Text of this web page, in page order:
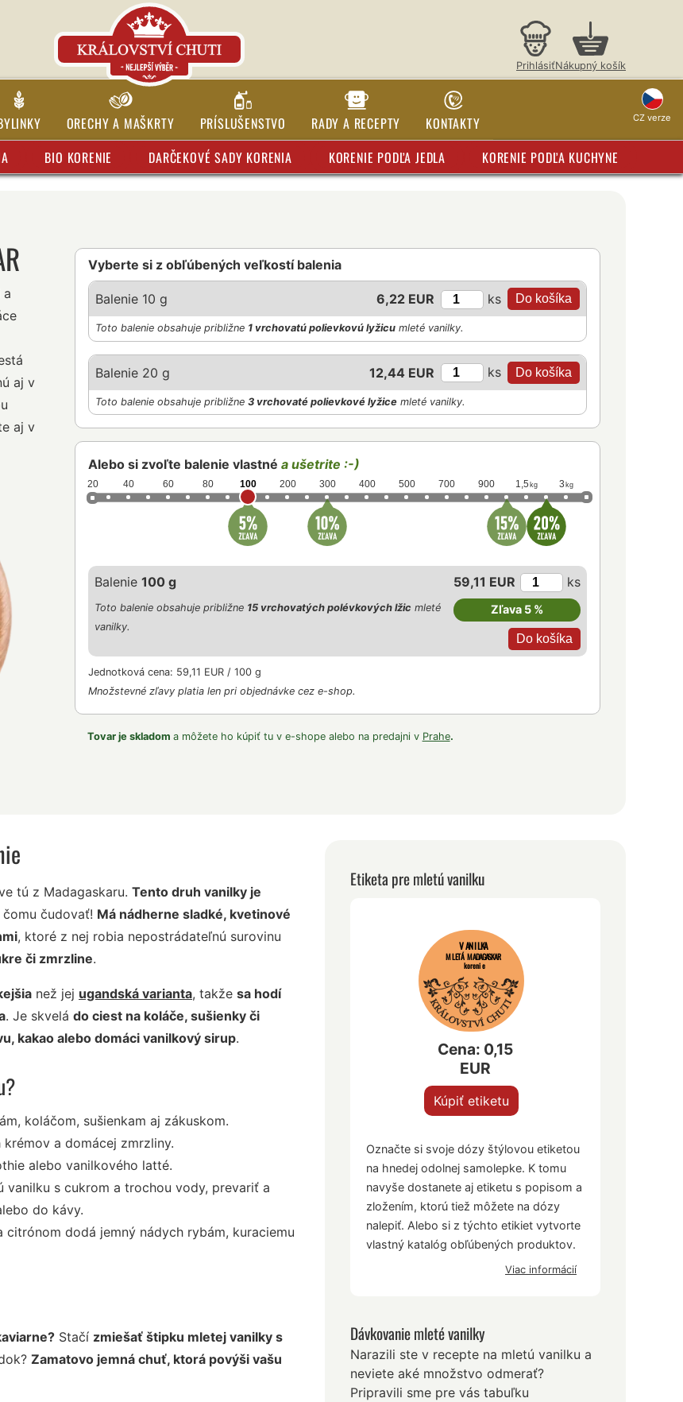
PrihlásiťNákupný košík
ORECHY A MAŠKRTY PRÍSLUŠENSTVO RADY A RECEPTY KONTAKTY CZ verze
BIO KORENIE DARČEKOVÉ SADY KORENIA KORENIE PODĽA JEDLA KORENIE PODĽA KUCHYNE
a
aj v
aj v
Vyberte si z obľúbených veľkostí balenia
Balenie 10 g 6,22 EUR ks
Toto balenie obsahuje približne 1 vrchovatú polievkovú lyžicumleté vanilky.
Balenie 20 g 12,44 EUR ks
Toto balenie obsahuje približne 3 vrchovaté polievkové lyžicemleté vanilky.
Alebo si zvoľte balenie vlastné a ušetrite :-)
20 40 60 80 100 200 300 400 500 700 900 1,5 kg 3 kg
Balenie 100 g 59,11 EUR ks
Zľava 5 %
Toto balenie obsahuje približne 15 vrchovatých polévkových lžic mleté
vanilky.
Jednotková cena: 59,11 EUR / 100 g
Množstevné zľavy platia len pri objednávke cez e-shop.
Tovar je skladom a môžete ho kúpiť tu v e-shope alebo na predajni v Prahe.
tú z Madagaskaru. Tento druh vanilky je
čomu čudovať! Má nádherne sladké, kvetinové
, ktoré z nej robia nepostrádateľnú surovinu
či zmrzline.
než jej ugandská varianta, takže sa hodí
. Je skvelá do ciest na koláče, sušienky či
kakao alebo domáci vanilkový sirup.
koláčom, sušienkam aj zákuskom.
a domácej zmrzliny.
alebo vanilkového latté.
vanilku s cukrom a trochou vody, prevariť a
do kávy.
citrónom dodá jemný nádych rybám, kuraciemu
Stačí zmiešať štipku mletej vanilky s
Zamatovo jemná chuť, ktorá povýši vašu
Etiketa pre mletú vanilku
VANILKA
MLETÁ MADAGASKAR
korenie
Cena: 0,15
EUR
Kúpiť etiketu
Označte si svoje dózy štýlovou etiketou
na hnedej odolnej samolepke. K tomu
navyše dostanete aj etiketu s popisom a
zložením, ktorú tiež môžete na dózy
nalepiť. Alebo si z týchto etikiet vytvorte
vlastný katalóg obľúbených produktov.
Viac informácií
Dávkovanie mleté vanilky
Narazili ste v recepte na mletú vanilku a
neviete aké množstvo odmerať?
Pripravili sme pre vás tabuľku